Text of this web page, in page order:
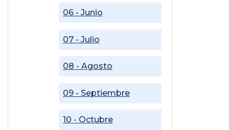
06 - Junio
07 - Julio
08 - Agosto
09 - Septiembre
10 - Octubre